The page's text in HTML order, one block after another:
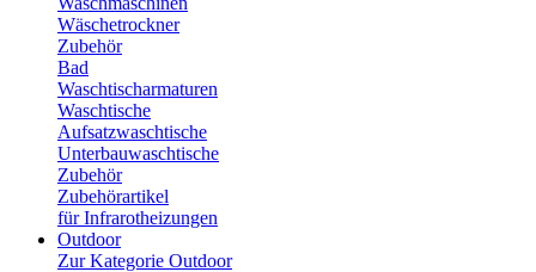
Wäschetrockner
Zubehör
Bad
Waschtischarmaturen
Waschtische
Aufsatzwaschtische
Unterbauwaschtische
Zubehör
Zubehörartikel
für Infrarotheizungen
Outdoor
Zur Kategorie Outdoor